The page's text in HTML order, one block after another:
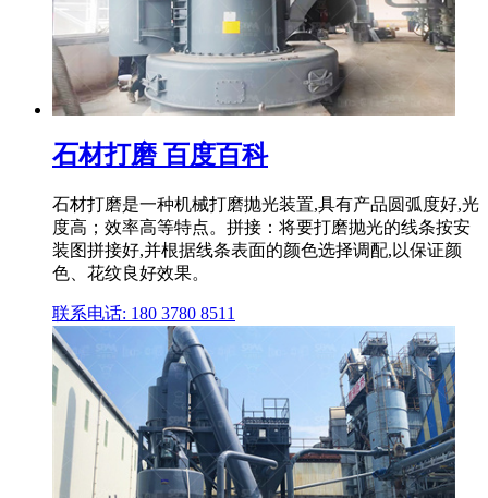
石材打磨 百度百科
石材打磨是一种机械打磨抛光装置,具有产品圆弧度好,光
度高；效率高等特点。拼接：将要打磨抛光的线条按安
装图拼接好,并根据线条表面的颜色选择调配,以保证颜
色、花纹良好效果。
联系电话: 180 3780 8511